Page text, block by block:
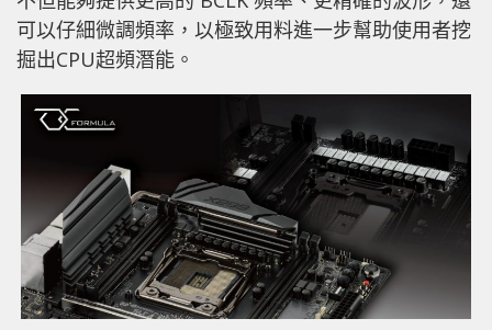
可以仔細微調頻率，以極致用料進一步幫助使用者挖
掘出CPU超頻潛能。